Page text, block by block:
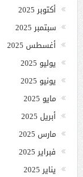
أكتوبر 2025
سبتمبر 2025
أغسطس 2025
يوليو 2025
يونيو 2025
مايو 2025
أبريل 2025
مارس 2025
فبراير 2025
يناير 2025